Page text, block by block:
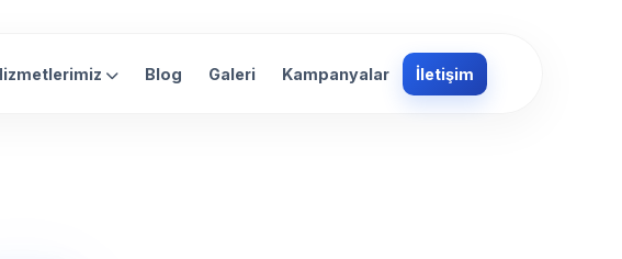
Blog Galeri Kampanyalar İletişim